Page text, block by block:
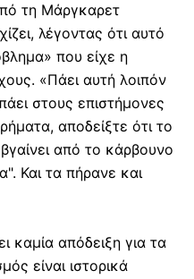
τη Μάργκαρετ
λέγοντας ότι αυτό
που είχε η
«Πάει αυτή λοιπόν
στους επιστήμονες
αποδείξτε ότι το
από το κάρβουνο
Και τα πήρανε και
καμία απόδειξη για τα
είναι ιστορικά